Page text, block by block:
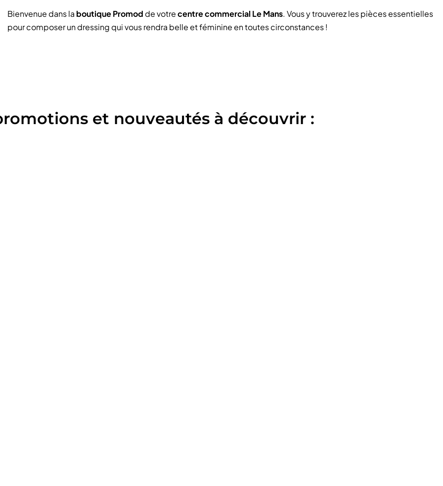
Bienvenue dans la boutique Promod de votrecentre commercial Le Mans. Vous y trouverez les pièces essentielles
pour composer un dressing qui vous rendra belle et féminine en toutes circonstances !
et nouveautés à découvrir :